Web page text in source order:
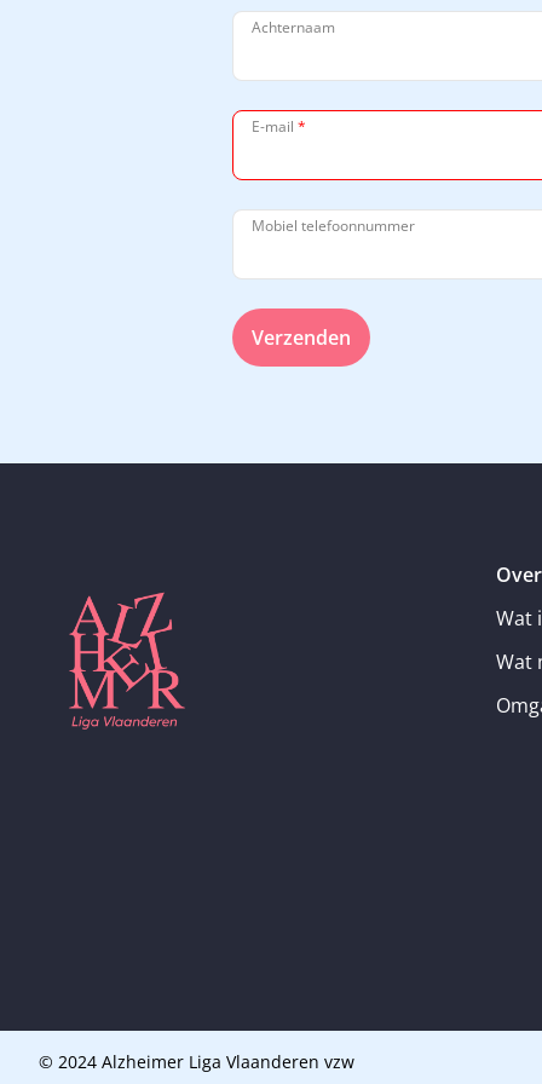
Achternaam
E-mail *
Mobiel telefoonnummer
Verzenden
Wat
Wat
© 2024 Alzheimer Liga Vlaanderen vzw